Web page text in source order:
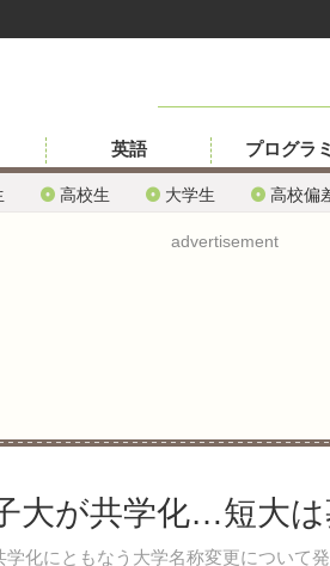
高校生 大学生 高校偏
英語 プログラ
advertisement
大が共学化…短大
化にともなう大学名称変更について